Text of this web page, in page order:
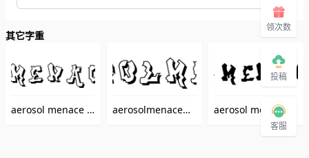
其它字重
aerosol menace shadow （Aerosolmenaceshadow）
aerosolmenace
（aerosolmenace）
领次数
投稿
客服